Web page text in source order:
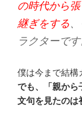
の時代から
継ぎをする
ラクターです
僕は今まで結構
でも、「親から
文句を見たのは